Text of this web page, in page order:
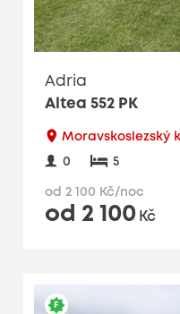
Adria
Altea 552 PK
Moravskoslezský
0 5
od 2 100 Kč/noc
od 2 100 Kč